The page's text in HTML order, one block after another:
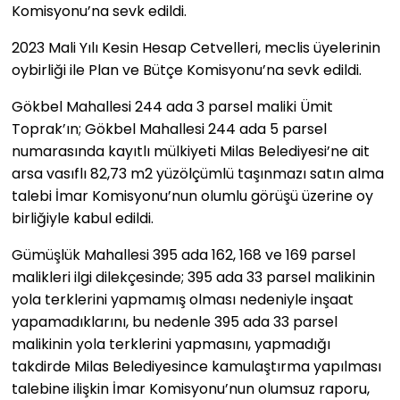
Komisyonu’na sevk edildi.
2023 Mali Yılı Kesin Hesap Cetvelleri, meclis üyelerinin
oybirliği ile Plan ve Bütçe Komisyonu’na sevk edildi.
Gökbel Mahallesi 244 ada 3 parsel maliki Ümit
Toprak’ın; Gökbel Mahallesi 244 ada 5 parsel
numarasında kayıtlı mülkiyeti Milas Belediyesi’ne ait
arsa vasıflı 82,73 m2 yüzölçümlü taşınmazı satın alma
talebi İmar Komisyonu’nun olumlu görüşü üzerine oy
birliğiyle kabul edildi.
Gümüşlük Mahallesi 395 ada 162, 168 ve 169 parsel
malikleri ilgi dilekçesinde; 395 ada 33 parsel malikinin
yola terklerini yapmamış olması nedeniyle inşaat
yapamadıklarını, bu nedenle 395 ada 33 parsel
malikinin yola terklerini yapmasını, yapmadığı
takdirde Milas Belediyesince kamulaştırma yapılması
talebine ilişkin İmar Komisyonu’nun olumsuz raporu,